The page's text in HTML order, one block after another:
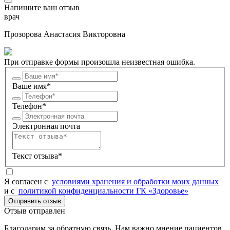
Напишите ваш отзыв
врач
Прозорова Анастасия Викторовна
При отправке формы произошла неизвестная ошибка.
Ваше имя*
Телефон*
Электронная почта
Текст отзыва*
Я согласен c условиями хранения и обработки моих данных
и с политикой конфиденциальности ГК «Здоровье»
Отправить отзыв
Отзыв отправлен
Благодарим за обратную связь. Нам важно мнение пациентов.